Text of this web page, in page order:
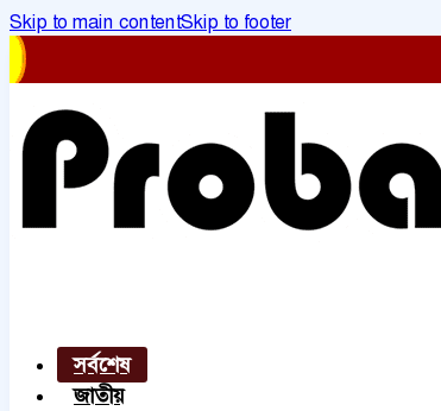
Skip to main contentSkip to footer
সর্বশেষ
জাতীয়